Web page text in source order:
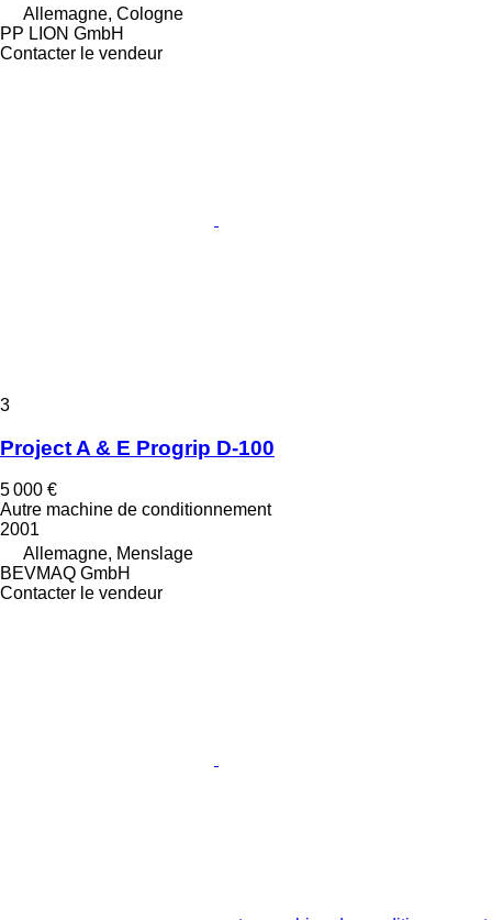
Allemagne, Cologne
PP LION GmbH
Contacter le vendeur
3
Project A & E Progrip D-100
5 000 €
Autre machine de conditionnement
2001
Allemagne, Menslage
BEVMAQ GmbH
Contacter le vendeur